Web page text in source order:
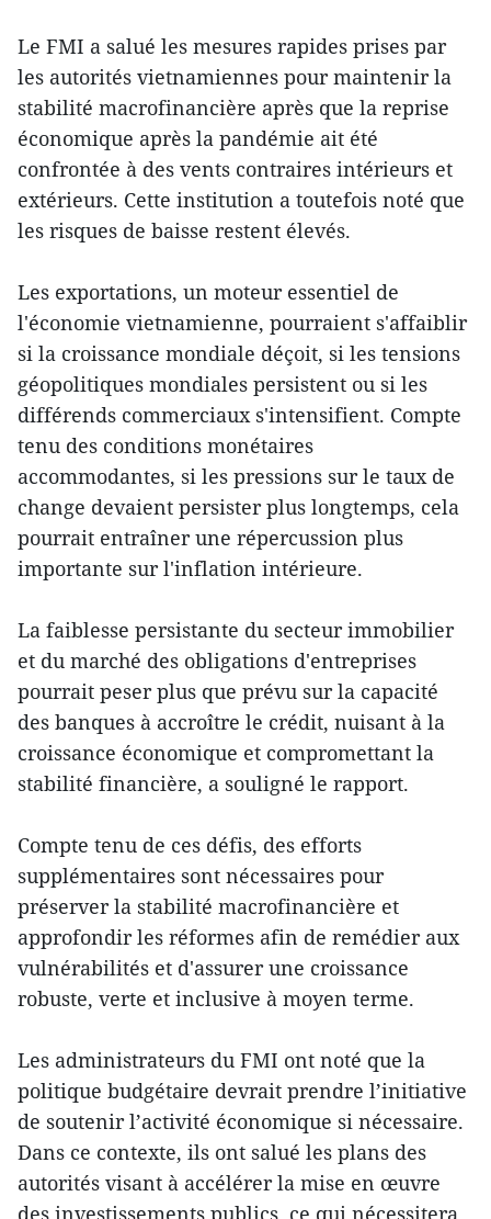
Le FMI a salué les mesures rapides prises par
les autorités vietnamiennes pour maintenir la
stabilité macrofinancière après que la reprise
économique après la pandémie ait été
confrontée à des vents contraires intérieurs et
extérieurs. Cette institution a toutefois noté que
les risques de baisse restent élevés.
Les exportations, un moteur essentiel de
l'économie vietnamienne, pourraient s'affaiblir
si la croissance mondiale déçoit, si les tensions
géopolitiques mondiales persistent ou si les
différends commerciaux s'intensifient. Compte
tenu des conditions monétaires
accommodantes, si les pressions sur le taux de
change devaient persister plus longtemps, cela
pourrait entraîner une répercussion plus
importante sur l'inflation intérieure.
La faiblesse persistante du secteur immobilier
et du marché des obligations d'entreprises
pourrait peser plus que prévu sur la capacité
des banques à accroître le crédit, nuisant à la
croissance économique et compromettant la
stabilité financière, a souligné le rapport.
Compte tenu de ces défis, des efforts
supplémentaires sont nécessaires pour
préserver la stabilité macrofinancière et
approfondir les réformes afin de remédier aux
vulnérabilités et d'assurer une croissance
robuste, verte et inclusive à moyen terme.
Les administrateurs du FMI ont noté que la
politique budgétaire devrait prendre l’initiative
de soutenir l’activité économique si nécessaire.
Dans ce contexte, ils ont salué les plans des
autorités visant à accélérer la mise en œuvre
des investissements publics, ce qui nécessitera